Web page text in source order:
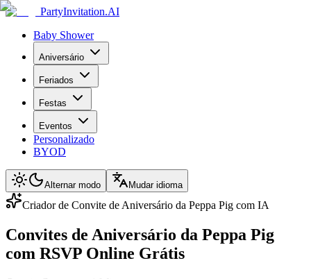
PartyInvitation.AI
Baby Shower
Aniversário
Feriados
Festas
Eventos
Personalizado
BYOD
Alternar modo Mudar idioma
Criador de Convite de Aniversário da Peppa Pig com IA
Convites de Aniversário da Peppa Pig
com RSVP Online Grátis